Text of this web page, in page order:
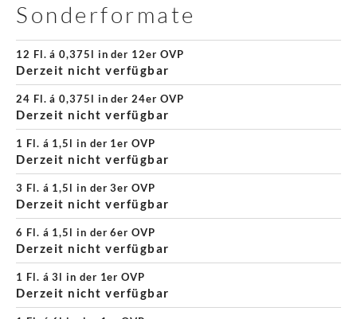
Sonderformate
12 Fl. á 0,375l in der 12er OVP
Derzeit nicht verfügbar
24 Fl. á 0,375l in der 24er OVP
Derzeit nicht verfügbar
1 Fl. á 1,5l in der 1er OVP
Derzeit nicht verfügbar
3 Fl. á 1,5l in der 3er OVP
Derzeit nicht verfügbar
6 Fl. á 1,5l in der 6er OVP
Derzeit nicht verfügbar
1 Fl. á 3l in der 1er OVP
Derzeit nicht verfügbar